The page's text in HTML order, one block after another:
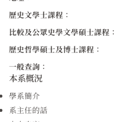
歷史文學士課程：
比較及公眾史學文學碩士課程：
歷史哲學碩士及博士課程：
一般查詢：
本系概況
學系簡介
系主任的話